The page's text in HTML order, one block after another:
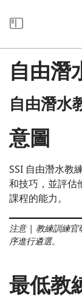
自由潛
自由潛水
意圖
SSI 自由潛水教
和技巧，並評估
課程的能力。
注意 | 教練訓練官
序進行遴選。
最低教